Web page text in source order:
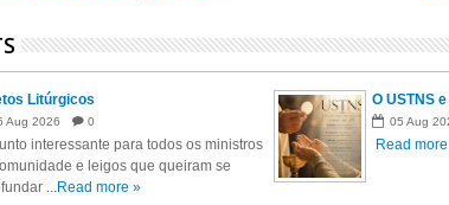
Litúrgicos
Aug 2026 0
interessante para todos os ministros
e leigos que queiram se
... Read more »
O USTNS
05 Aug
Read